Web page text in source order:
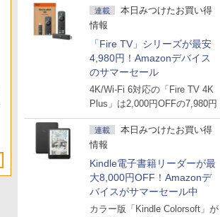
連載
本日みつけたお買い得
情報
「Fire TV」シリーズが最安
4,980円！Amazonデバイス
のサマーセール
4K/Wi-Fi 6対応の「Fire TV 4K
Plus」は2,000円OFFの7,980円
連載
本日みつけたお買い得
情報
Kindle電子書籍リーダーが最
大8,000円OFF！Amazonデ
バイスがサマーセール中
カラー版「Kindle Colorsoft」が